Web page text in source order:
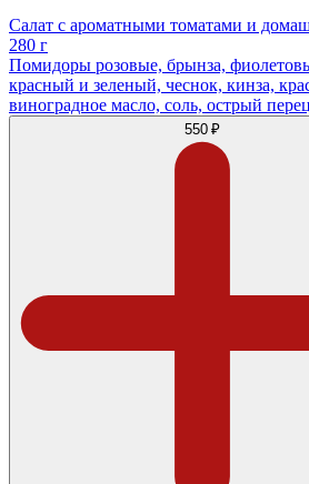
Салат с ароматными томатами и
280 г
Помидоры розовые, брынза,
красный и зеленый, чеснок, кинза,
виноградное масло, соль, острый перец
550 ₽